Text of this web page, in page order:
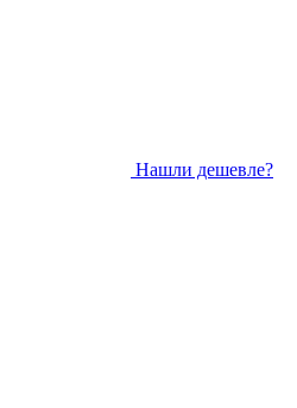
Нашли дешевле?